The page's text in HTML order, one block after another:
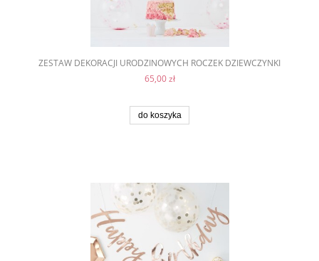
ZESTAW DEKORACJI URODZINOWYCH ROCZEK DZIEWCZYNKI
65,00 zł
do koszyka